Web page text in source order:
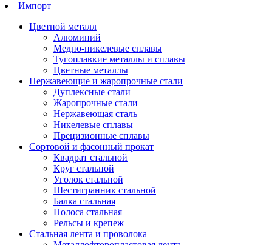
Импорт
Цветной металл
Алюминий
Медно-никелевые сплавы
Тугоплавкие металлы и сплавы
Цветные металлы
Нержавеющие и жаропрочные стали
Дуплексные стали
Жаропрочные стали
Нержавеющая сталь
Никелевые сплавы
Прецизионные сплавы
Сортовой и фасонный прокат
Квадрат стальной
Круг стальной
Уголок стальной
Шестигранник стальной
Балка стальная
Полоса стальная
Рельсы и крепеж
Стальная лента и проволока